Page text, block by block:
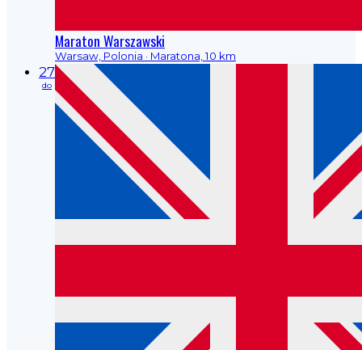
Maraton Warszawski
Warsaw, Polonia · Maratona, 10 km
27
do